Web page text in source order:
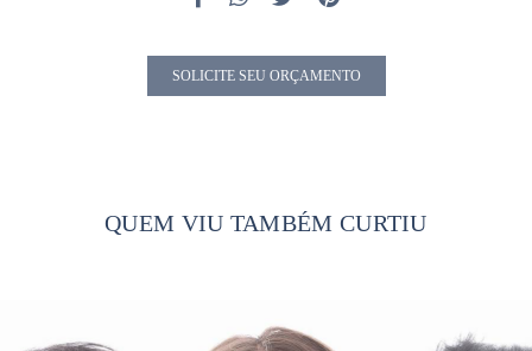
SOLICITE SEU ORÇAMENTO
QUEM VIU TAMBÉM CURTIU